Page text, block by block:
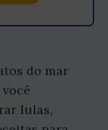
do mar
lulas,